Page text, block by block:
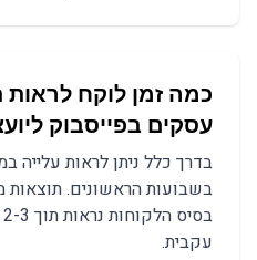
כמה זמן לוקח לראות
עסקים בפייסבוק
בדרך כלל ניתן לראות עלייה
בשבועות הראשונים.
עקבית.